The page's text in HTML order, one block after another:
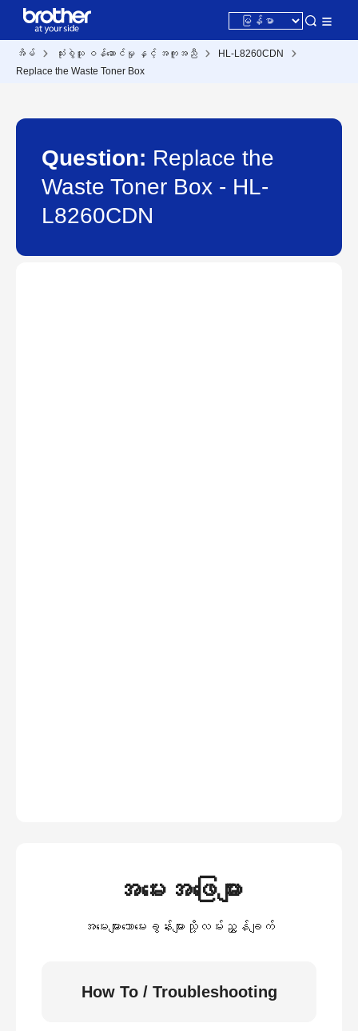
အိမ် သုံးစွဲသူ ဝန်ဆောင်မှု နှင့် အကူအညီ
HL-L8260CDN
Replace the Waste Toner Box
Question: Replace the
Waste Toner Box - HL-
L8260CDN
အမေးအဖြေများ
အမေးများသောမေးခွန်းများသို့လမ်းညွှန်ချက်
How To / Troubleshooting